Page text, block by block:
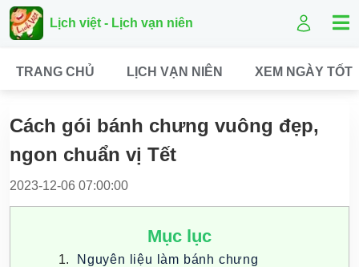
Lịch việt - Lịch vạn niên
TRANG CHỦ LỊCH VẠN NIÊN XEM NGÀY TỐT
Cách gói bánh chưng vuông đẹp,
ngon chuẩn vị Tết
2023-12-06 07:00:00
Mục lục
Nguyên liệu làm bánh chưng